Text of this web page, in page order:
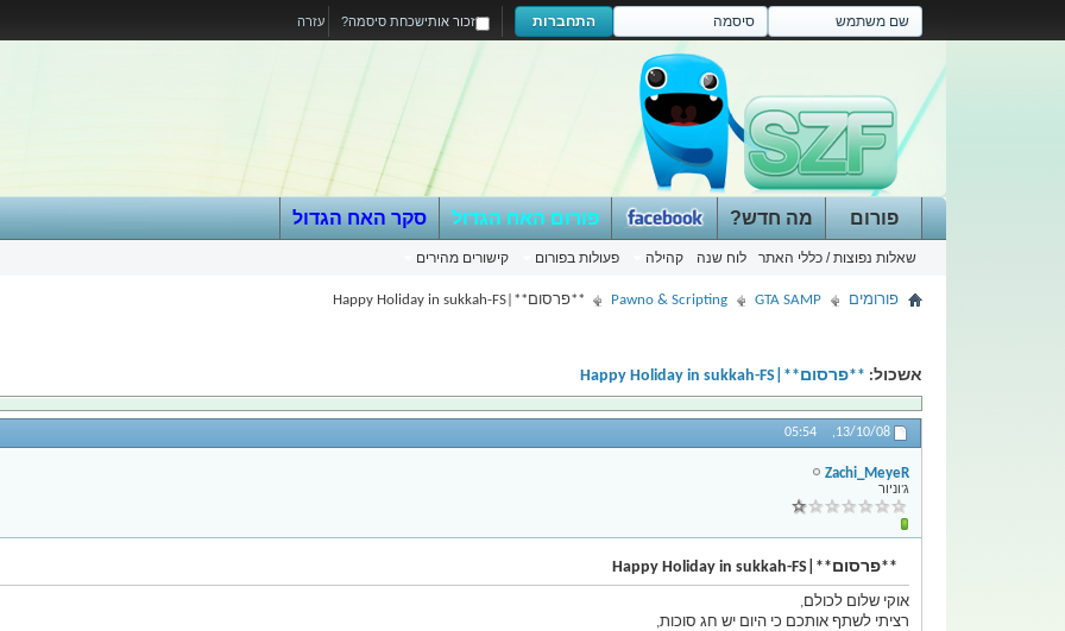
עזרה התחברות זכור אותישכחת סיסמה?
פורום
שאלות נפוצות / כללי האתר לוח שנה קהילה פעולות בפורום קישורים מהירים
מה חדש? פורום האח הגדול סקר האח הגדול
פורומים GTA SAMP
Pawno & Scripting **פרסום**|Happy Holiday in sukkah-FS
אשכול: **פרסום**|Happy Holiday in sukkah-FS
13/10/08,
05:54
Zachi_MeyeR
ג'וניור
**פרסום**|Happy Holiday in sukkah-FS
אוקי שלום לכולם,
רציתי לשתף אותכם כי היום יש חג סוכות,